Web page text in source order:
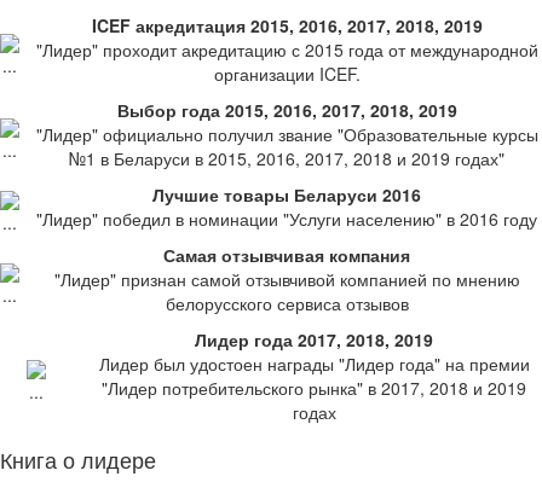
ICEF акредитация 2015, 2016, 2017, 2018, 2019
"Лидер" проходит акредитацию с 2015 года от международной
организации ICEF.
Выбор года 2015, 2016, 2017, 2018, 2019
"Лидер" официально получил звание "Образовательные курсы
№1 в Беларуси в 2015, 2016, 2017, 2018 и 2019 годах"
Лучшие товары Беларуси 2016
"Лидер" победил в номинации "Услуги населению" в 2016 году
Самая отзывчивая компания
"Лидер" признан самой отзывчивой компанией по мнению
белорусского сервиса отзывов
Лидер года 2017, 2018, 2019
Лидер был удостоен награды "Лидер года" на премии
"Лидер потребительского рынка" в 2017, 2018 и 2019
годах
Книга о лидере